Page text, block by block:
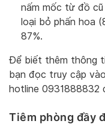
nấm mốc từ đồ
loại bỏ phấn hoa
87%.
Để biết thêm thông
bạn đọc truy cập vào
hotline 0931888832
Tiêm phòng đầy